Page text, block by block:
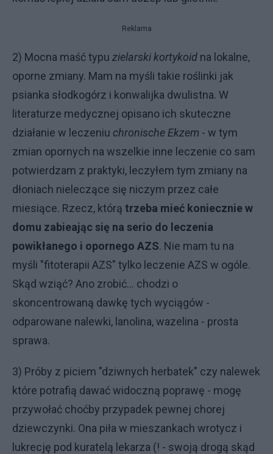
Reklama
2) Mocna maść typu zielarski kortykoid na lokalne,
oporne zmiany. Mam na myśli takie roślinki jak
psianka słodkogórz i konwalijka dwulistna. W
literaturze medycznej opisano ich skuteczne
działanie w leczeniu chronische Ekzem - w tym
zmian opornych na wszelkie inne leczenie co sam
potwierdzam z praktyki, leczyłem tym zmiany na
dłoniach nieleczące się niczym przez całe
miesiące. Rzecz, którą trzeba mieć koniecznie w
domu zabieając się na serio do leczenia
powikłanego i opornego AZS. Nie mam tu na
myśli "fitoterapii AZS" tylko leczenie AZS w ogóle.
Skąd wziąć? Ano zrobić... chodzi o
skoncentrowaną dawkę tych wyciągów -
odparowane nalewki, lanolina, wazelina - prosta
sprawa.
3) Próby z piciem "dziwnych herbatek" czy nalewek
które potrafią dawać widoczną poprawę - mogę
przywołać choćby przypadek pewnej chorej
dziewczynki. Ona piła w mieszankach wrotycz i
lukrecję pod kuratelą lekarza (! - swoją drogą skąd